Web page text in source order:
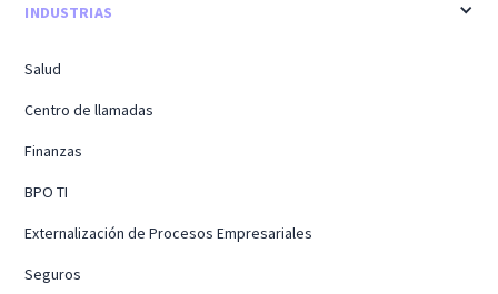
INDUSTRIAS
Salud
Centro de llamadas
Finanzas
BPO TI
Externalización de Procesos Empresariales
Seguros